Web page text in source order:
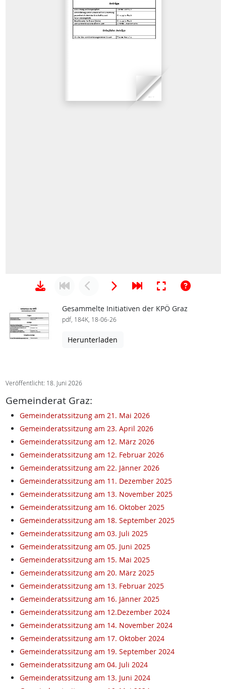
Gesammelte Initiativen der KPÖ Graz
pdf, 184K, 18-06-26
Herunterladen
Veröffentlicht: 18. Juni 2026
Gemeinderat Graz:
Gemeinderatssitzung am 21. Mai 2026
Gemeinderatssitzung am 23. April 2026
Gemeinderatssitzung am 12. März 2026
Gemeinderatssitzung am 12. Februar 2026
Gemeinderatssitzung am 22. Jänner 2026
Gemeinderatssitzung am 11. Dezember 2025
Gemeinderatssitzung am 13. November 2025
Gemeinderatssitzung am 16. Oktober 2025
Gemeinderatssitzung am 18. September 2025
Gemeinderatssitzung am 03. Juli 2025
Gemeinderatssitzung am 05. Juni 2025
Gemeinderatssitzung am 15. Mai 2025
Gemeinderatssitzung am 20. März 2025
Gemeinderatssitzung am 13. Februar 2025
Gemeinderatssitzung am 16. Jänner 2025
Gemeinderatssitzung am 12.Dezember 2024
Gemeinderatssitzung am 14. November 2024
Gemeinderatssitzung am 17. Oktober 2024
Gemeinderatssitzung am 19. September 2024
Gemeinderatssitzung am 04. Juli 2024
Gemeinderatssitzung am 13. Juni 2024